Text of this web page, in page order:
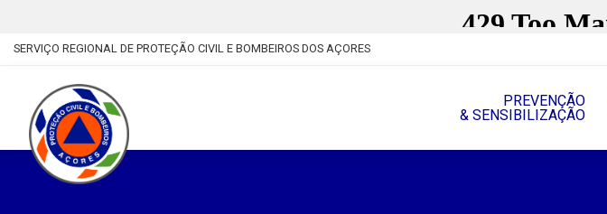
SERVIÇO REGIONAL DE PROTEÇÃO CIVIL E BOMBEIROS DOS AÇORES
PREVENÇÃO
& SENSIBILIZAÇÃO